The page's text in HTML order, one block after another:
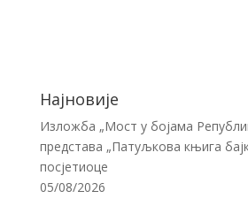
Најновије
Изложба „Мост у бојама
представа „Патуљкова књига
посјетиоце
05/08/2026